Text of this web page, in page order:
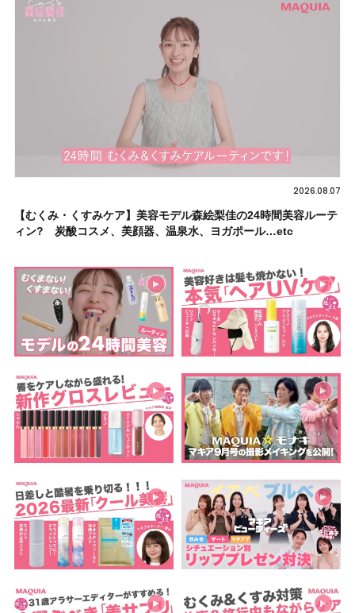
2026.08.07
【むくみ・くすみケア】美容モデル森絵梨佳の24時間美容ルーテ
ィン? 炭酸コスメ、美顔器、温泉水、ヨガポール…etc